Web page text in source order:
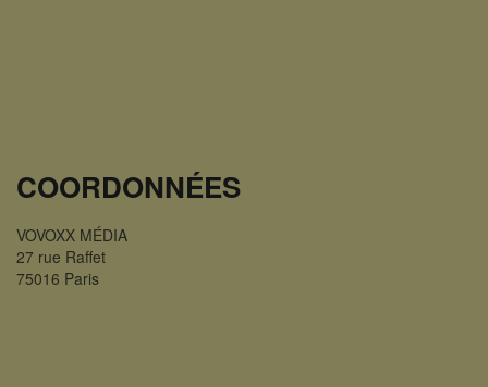
COORDONNÉES
VOVOXX MÉDIA
27 rue Raffet
75016 Paris